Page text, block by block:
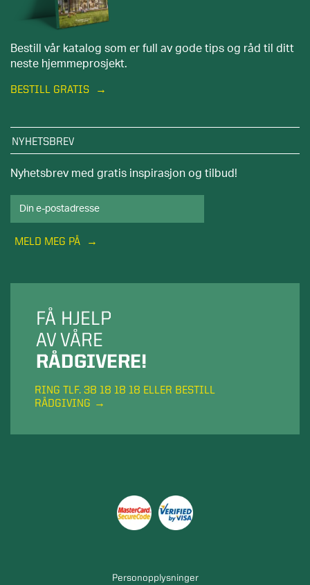
Bestill vår katalog som er full av gode tips og råd til ditt
neste hjemmeprosjekt.
BESTILL GRATIS
NYHETSBREV
Nyhetsbrev med gratis inspirasjon og tilbud!
MELD MEG PÅ
FÅ HJELP
AV VÅRE
RÅDGIVERE!
RING TLF. 38 18 18 18 ELLER BESTILL
RÅDGIVING
Personopplysninger